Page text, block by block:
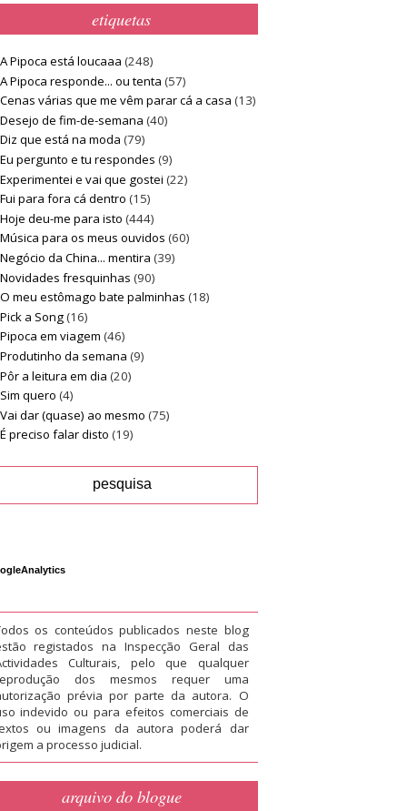
etiquetas
A Pipoca está loucaaa (248)
A Pipoca responde... ou tenta (57)
Cenas várias que me vêm parar cá a casa (13)
Desejo de fim-de-semana (40)
Diz que está na moda (79)
Eu pergunto e tu respondes (9)
Experimentei e vai que gostei (22)
Fui para fora cá dentro (15)
Hoje deu-me para isto (444)
Música para os meus ouvidos (60)
Negócio da China... mentira (39)
Novidades fresquinhas (90)
O meu estômago bate palminhas (18)
Pick a Song(16)
Pipoca em viagem (46)
Produtinho da semana (9)
Pôr a leitura em dia (20)
Sim quero (4)
Vai dar (quase) ao mesmo (75)
É preciso falar disto (19)
os conteúdos publicados neste blog
registados na Inspecção Geral das
Culturais, pelo que qualquer
dos mesmos requer uma
prévia por parte da autora. O
indevido ou para efeitos comerciais de
ou imagens da autora poderá dar
a processo judicial.
arquivo do blogue